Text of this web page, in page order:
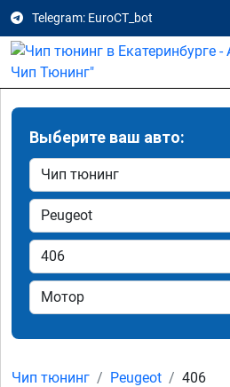
Telegram: EuroCT_bot
Выберите ваш авто:
Чип тюнинг Peugeot 406